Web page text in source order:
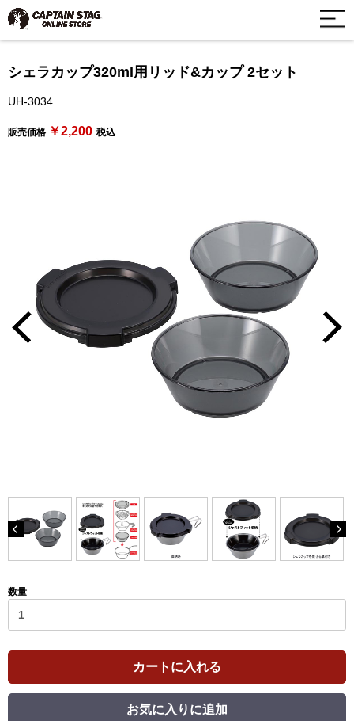
シェラカップ320ml用リッド&カップ 2セット
UH-3034
販売価格 ￥2,200 税込
数量
カートに入れる
お気に入りに追加